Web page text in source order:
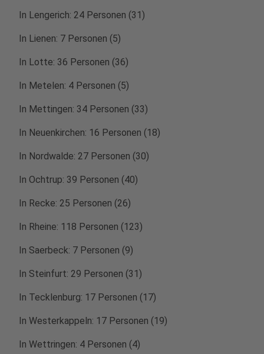
In Lengerich: 24 Personen (31)
In Lienen: 7 Personen (5)
In Lotte: 36 Personen (36)
In Metelen: 4 Personen (5)
In Mettingen: 34 Personen (33)
In Neuenkirchen: 16 Personen (18)
In Nordwalde: 27 Personen (30)
In Ochtrup: 39 Personen (40)
In Recke: 25 Personen (26)
In Rheine: 118 Personen (123)
In Saerbeck: 7 Personen (9)
In Steinfurt: 29 Personen (31)
In Tecklenburg: 17 Personen (17)
In Westerkappeln: 17 Personen (19)
In Wettringen: 4 Personen (4)